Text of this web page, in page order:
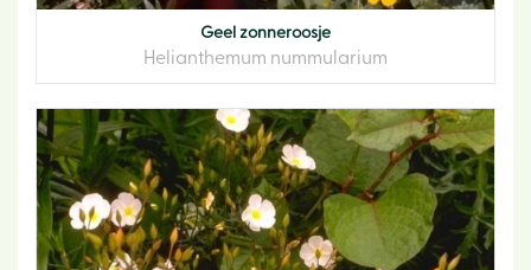
Geel zonneroosje
Helianthemum nummularium